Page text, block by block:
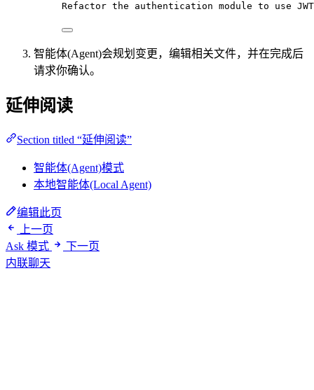
Refactor the authentication module to use
智能体(Agent)会规划变更，编辑相关文件，并在完成后
请求你确认。
延伸阅读
Section titled “延伸阅读”
智能体(Agent)模式
本地智能体(Local Agent)
编辑此页
上一页
Ask 模式
下一页
内联聊天